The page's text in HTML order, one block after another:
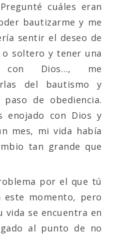
cuáles eran
bautizarme y me
sentir el deseo de
o soltero y tener una
con Dios…, me
del bautismo y
de obediencia.
enojado con Dios y
mes, mi vida había
tan grande que
por el que tú
este momento, pero
se encuentra en
al punto de no